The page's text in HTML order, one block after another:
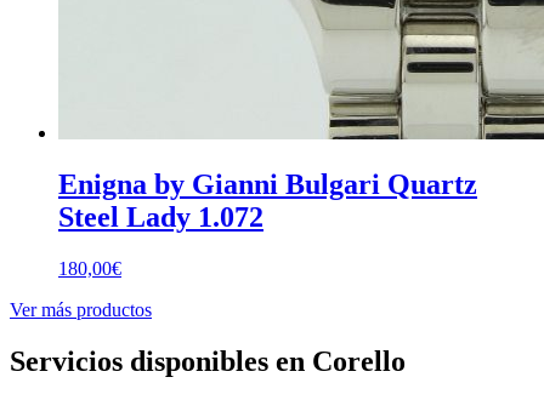
Enigna by Gianni Bulgari Quartz
Steel Lady 1.072
180,00€
Ver más productos
Servicios disponibles en Corello